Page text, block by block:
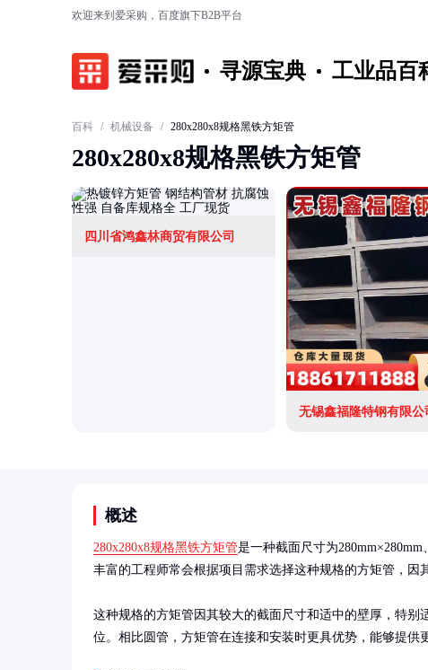
欢迎来到爱采购，百度旗下B2B平台
寻源宝典 工业品百
百科 / 机械设备 / 280x280x8规格黑铁方矩管
280x280x8规格黑铁方矩管
四川省鸿鑫林商贸有限公司
无锡鑫福隆特钢有限公
概述
280x280x8规格黑铁方矩管是一种截面尺寸为
丰富的工程师常会根据项目需求选择这种规格的方矩管，因
这种规格的方矩管因其较大的截面尺寸和适中的壁厚，特
位。相比圆管，方矩管在连接和安装时更具优势，能够提供